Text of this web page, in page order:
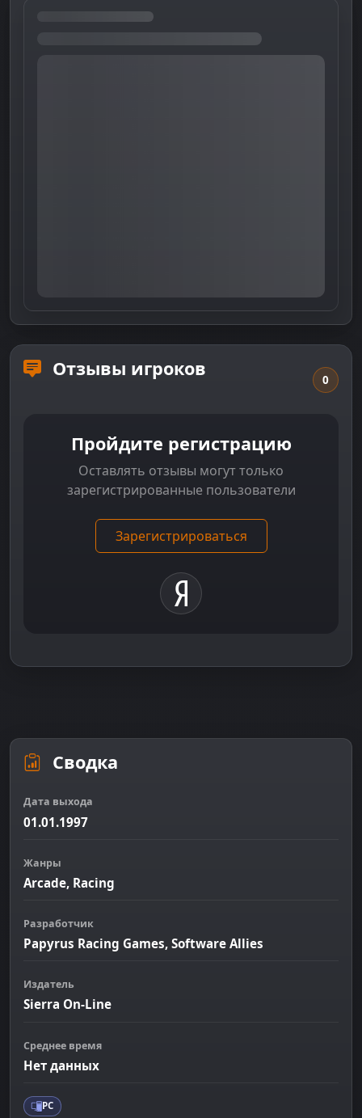
Отзывы игроков 0
Пройдите регистрацию
Оставлять отзывы могут только
зарегистрированные пользователи
Зарегистрироваться
Сводка
Дата выхода
01.01.1997
Жанры
Arcade, Racing
Разработчик
Papyrus Racing Games, Software Allies
Издатель
Sierra On-Line
Среднее время
Нет данных
PC